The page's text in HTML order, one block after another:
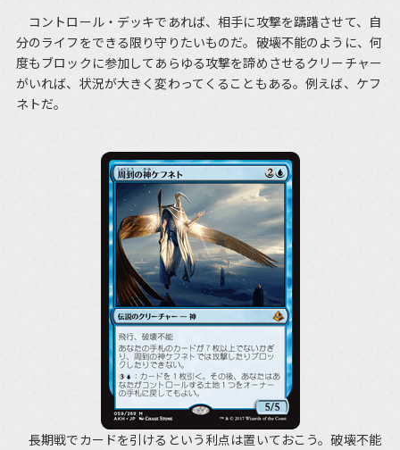
コントロール・デッキであれば、相手に攻撃を躊躇させて、自
分のライフをできる限り守りたいものだ。破壊不能のように、何
度もブロックに参加してあらゆる攻撃を諦めさせるクリーチャー
がいれば、状況が大きく変わってくることもある。例えば、ケフ
ネトだ。
長期戦でカードを引けるという利点は置いておこう。破壊不能